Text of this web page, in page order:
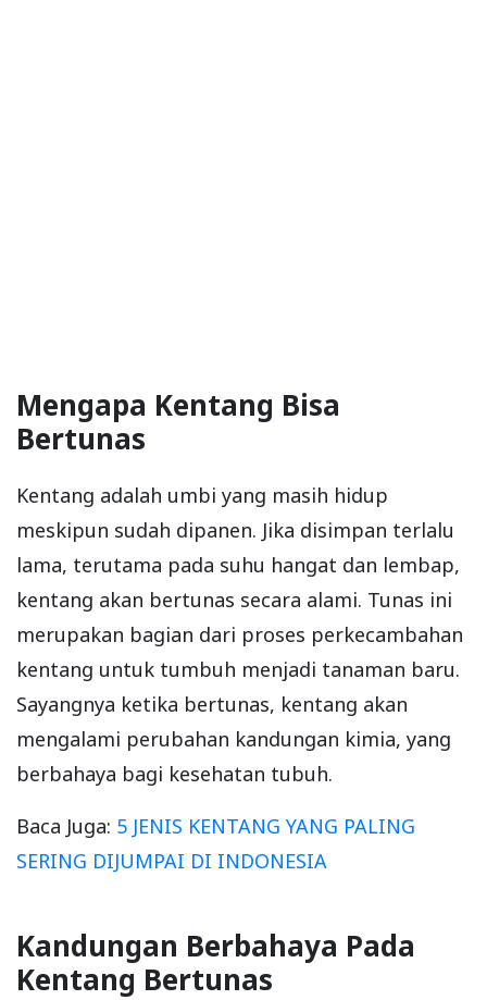
Mengapa Kentang Bisa
Bertunas
Kentang adalah umbi yang masih hidup
meskipun sudah dipanen. Jika disimpan terlalu
lama, terutama pada suhu hangat dan lembap,
kentang akan bertunas secara alami. Tunas ini
merupakan bagian dari proses perkecambahan
kentang untuk tumbuh menjadi tanaman baru.
Sayangnya ketika bertunas, kentang akan
mengalami perubahan kandungan kimia, yang
berbahaya bagi kesehatan tubuh.
Baca Juga: 5 JENIS KENTANG YANG PALING
SERING DIJUMPAI DI INDONESIA
Kandungan Berbahaya Pada
Kentang Bertunas